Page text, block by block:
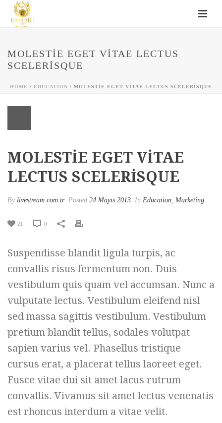
MOLESTIE EGET VITAE LECTUS
SCELERISQUE
HOME / EDUCATION / MOLESTIE EGET VITAE LECTUS SCELERISQUE
MOLESTIE EGET VITAE
LECTUS SCELERISQUE
By livestream.com.tr Posted 24 Mayıs 2013 In Education, Marketing
21 0
Suspendisse blandit ligula turpis, ac
convallis risus fermentum non. Duis
vestibulum quis quam vel accumsan. Nunc a
vulputate lectus. Vestibulum eleifend nisl
sed massa sagittis vestibulum. Vestibulum
pretium blandit tellus, sodales volutpat
sapien varius vel. Phasellus tristique
cursus erat, a placerat tellus laoreet eget.
Fusce vitae dui sit amet lacus rutrum
convallis. Vivamus sit amet lectus venenatis
est rhoncus interdum a vitae velit.